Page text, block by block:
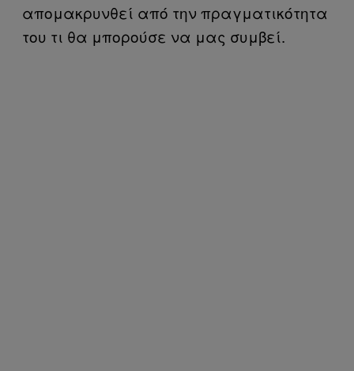
απομακρυνθεί από την πραγματικότητα
του τι θα μπορούσε να μας συμβεί.